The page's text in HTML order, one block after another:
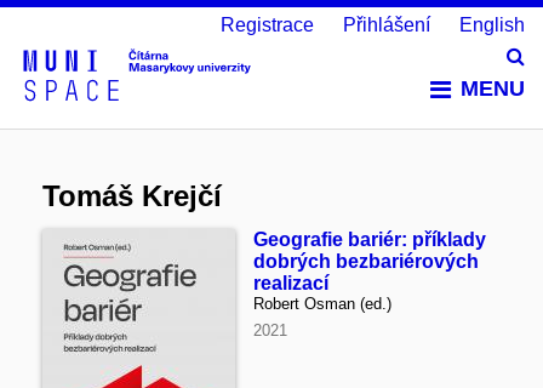
MENU
Registrace Přihlášení English
Tomáš Krejčí
Geografie bariér: příklady
dobrých bezbariérových
realizací
Robert Osman (ed.)
2021